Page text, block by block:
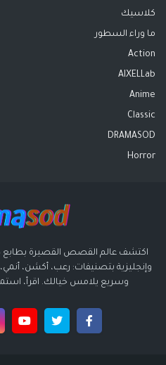
كلاسيك
ما وراء السطور
Action
AIXELLab
Anime
Classic
DRAMASOD
Horror
اكتشف عالم القصص القصيرة
وإنجليزية بتصنيفات: رعب، أكشن،
وسريع يلامس خيالك. اقرأ،